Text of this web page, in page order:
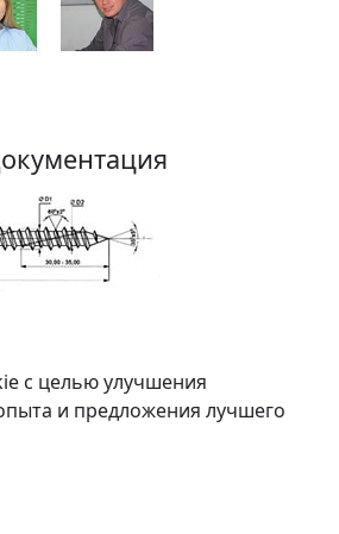
с целью улучшения
и предложения лучшего